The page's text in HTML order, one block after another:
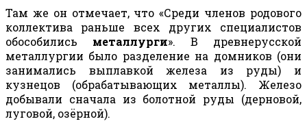
Там же он отмечает, что «Среди членов родового
коллектива раньше всех других специалистов
обособились металлурги». В древнерусской
металлургии было разделение на домников (они
занимались выплавкой железа из руды) и
кузнецов (обрабатывающих металлы). Железо
добывали сначала из болотной руды (дерновой,
луговой, озёрной).